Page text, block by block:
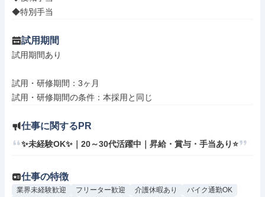
◆特別手当
試用期間
試用期間あり
試用・研修期間：3ヶ月
仕事に関するPR
✨未経験OK✨｜20～30代活躍中｜昇給・賞与・手当あり⭐
仕事の特徴
業界未経験歓迎 フリーター歓迎 介護休暇あり
バイク通勤OK